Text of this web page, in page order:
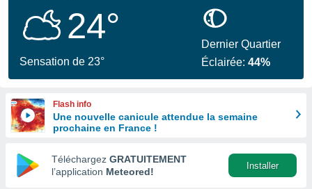
en
24°
Sensation de 23°
Dernier Quartier
Éclairée:44%
Flash info
Une nouvelle canicule attendue la semaine
prochaine en France !
Téléchargez GRATUITEMENT
l’application Meteored!
Installer